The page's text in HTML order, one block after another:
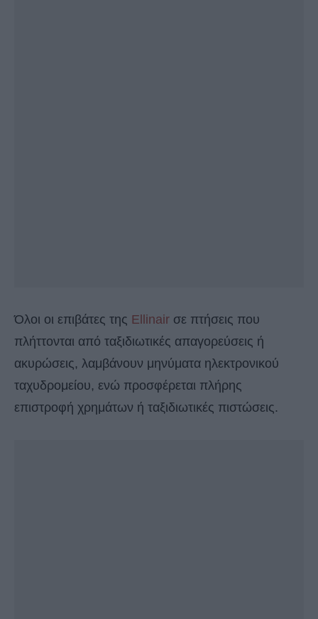
Όλοι οι επιβάτες της Ellinair σε πτήσεις που
πλήττονται από ταξιδιωτικές απαγορεύσεις ή
ακυρώσεις, λαμβάνουν μηνύματα ηλεκτρονικού
ταχυδρομείου, ενώ προσφέρεται πλήρης
επιστροφή χρημάτων ή ταξιδιωτικές πιστώσεις.